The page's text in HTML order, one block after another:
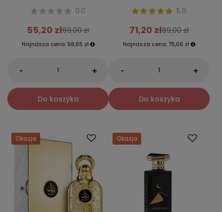
0.0
55,20 zł69,00 zł
Najniższa cena: 58,65 zł
- +
Do koszyka
5.0
71,20 zł89,00 zł
Najniższa cena: 75,65 zł
- +
Do koszyka
Okazja Okazja